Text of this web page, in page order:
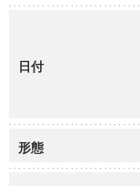
日付
形態